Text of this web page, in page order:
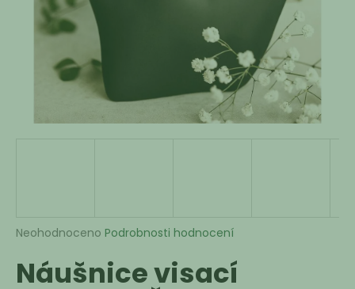
Průměrné
produktu
je
Neohodnoceno Podrobnosti hodnocení
Náušnice visací
o